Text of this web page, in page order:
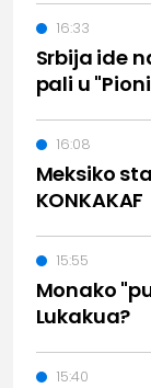
Srbija ide
pali u
16:33
Meksiko
KONKAKAF
16:08
Monako
Lukakua?
15:55
15:40